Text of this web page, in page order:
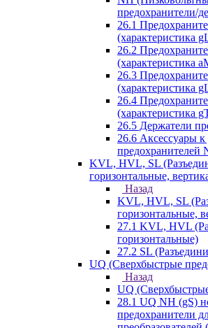
предохранители/
26.1
(характеристика
26.2
(характеристика
26.3
(характеристика
26.4
(характеристика
26.5 Держатели
26.6 Аксессуары
предохранителей
KVL, HVL, SL
горизонтальные,
Назад
KVL, HVL, SL
горизонтальные,
27.1 KVL, HVL
горизонтальные)
27.2 SL
UQ (Сверхбыстрые
Назад
UQ
28.1 UQ NH (gS)
предохранители